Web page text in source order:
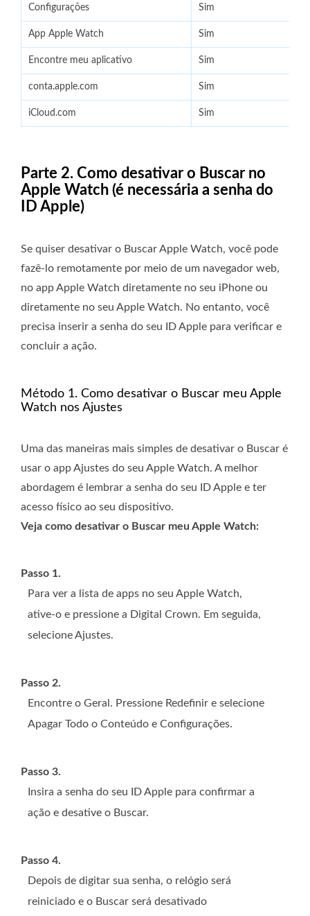
Configurações Sim
App Apple Watch Sim
Encontre meu aplicativo Sim
conta.apple.com Sim
iCloud.com Sim
Parte 2. Como desativar o Buscar no
Apple Watch (é necessária a senha do
ID Apple)
Se quiser desativar o Buscar Apple Watch, você pode
fazê-lo remotamente por meio de um navegador web,
no app Apple Watch diretamente no seu iPhone ou
diretamente no seu Apple Watch. No entanto, você
precisa inserir a senha do seu ID Apple para verificar e
concluir a ação.
Método 1. Como desativar o Buscar meu Apple
Watch nos Ajustes
Uma das maneiras mais simples de desativar o Buscar é
usar o app Ajustes do seu Apple Watch. A melhor
abordagem é lembrar a senha do seu ID Apple e ter
acesso físico ao seu dispositivo.
Veja como desativar o Buscar meu Apple Watch:
Passo 1.
Para ver a lista de apps no seu Apple Watch,
ative-o e pressione a Digital Crown. Em seguida,
selecione Ajustes.
Passo 2.
Encontre o Geral. Pressione Redefinir e selecione
Apagar Todo o Conteúdo e Configurações.
Passo 3.
Insira a senha do seu ID Apple para confirmar a
ação e desative o Buscar.
Passo 4.
Depois de digitar sua senha, o relógio será
reiniciado e o Buscar será desativado